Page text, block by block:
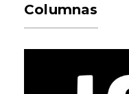
Columnas